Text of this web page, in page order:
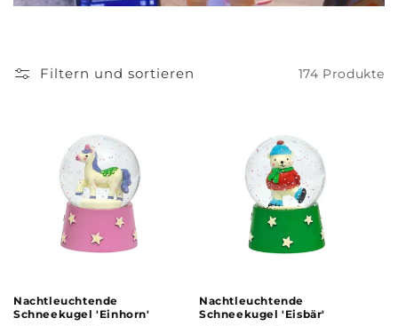
i
:
Filtern und sortieren 174 Produkte
Nachtleuchtende
Schneekugel 'Einhorn'
Nachtleuchtende
Schneekugel 'Eisbär'